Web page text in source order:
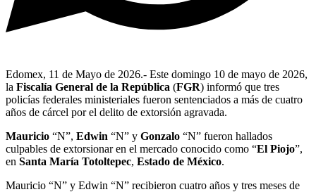
Edomex, 11 de Mayo de 2026.- Este domingo 10 de mayo de 2026,
la Fiscalía General de la República (FGR) informó que tres
policías federales ministeriales fueron sentenciados a más de cuatro
años de cárcel por el delito de extorsión agravada.
Mauricio “N”, Edwin “N” y Gonzalo “N” fueron hallados
culpables de extorsionar en el mercado conocido como “El Piojo”,
en Santa María Totoltepec, Estado de México.
Mauricio “N” y Edwin “N” recibieron cuatro años y tres meses de